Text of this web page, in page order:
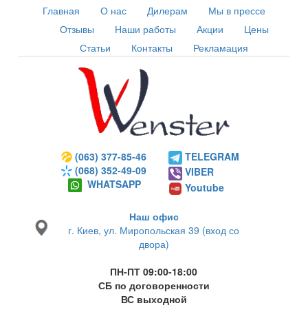
Главная О нас Дилерам
Мы в прессе
Отзывы
Наши работы Акции
Цены
Статьи
Контакты Рекламация
(063) 377-85-46
(068) 352-49-09
WHATSAPP
TELEGRAM
VIBER
Youtube
Наш офис
г. Киев, ул. Миропольская 39 (вход со
двора)
ПН-ПТ 09:00-18:00
СБ по договоренности
ВС выходной